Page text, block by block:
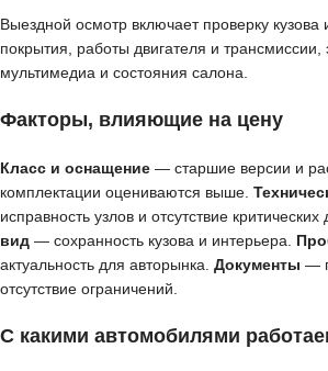
Выездной осмотр включает проверку кузова
покрытия, работы двигателя и трансмиссии,
мультимедиа и состояния салона.
Факторы, влияющие на цену
Класс и оснащение — старшие версии и
комплектации оцениваются выше.
исправность узлов и отсутствие критических
вид — сохранность кузова и интерьера.
актуальность для авторынка. Документы —
отсутствие ограничений.
С какими автомобилями